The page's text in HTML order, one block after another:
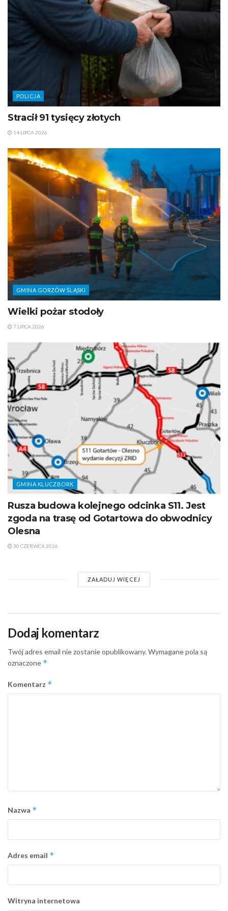
POLICJA
Stracił 91 tysięcy złotych
14 LIPCA 2026
GMINA GORZÓW ŚLĄSKI
Wielki pożar stodoły
7 LIPCA 2026
GMINA KLUCZBORK
Rusza budowa kolejnego odcinka S11. Jest
zgoda na trasę od Gotartowa do obwodnicy
Olesna
30 CZERWCA 2026
ZAŁADUJ WIĘCEJ
Dodaj komentarz
Twój adres email nie zostanie opublikowany.Wymagane pola są
oznaczone *
Komentarz *
Nazwa *
Adres email *
Witryna internetowa